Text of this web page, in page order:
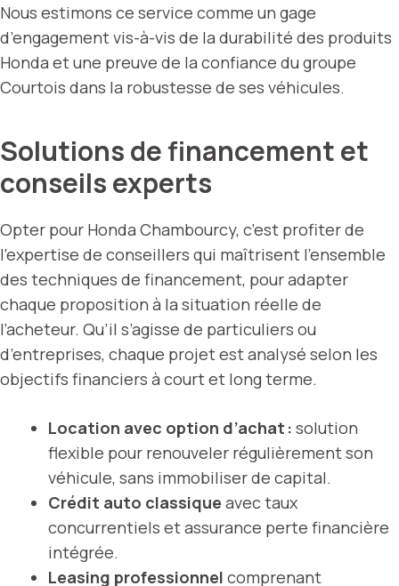
Nous estimons ce service comme un gage
d’engagement vis-à-vis de la durabilité des produits
Honda et une preuve de la confiance du groupe
Courtois dans la robustesse de ses véhicules.
Solutions de financement et
conseils experts
Opter pour Honda Chambourcy, c’est profiter de
l’expertise de conseillers qui maîtrisent l’ensemble
des techniques de financement, pour adapter
chaque proposition à la situation réelle de
l’acheteur. Qu’il s’agisse de particuliers ou
d’entreprises, chaque projet est analysé selon les
objectifs financiers à court et long terme.
Location avec option d’achat : solution
flexible pour renouveler régulièrement son
véhicule, sans immobiliser de capital.
Crédit auto classique avec taux
concurrentiels et assurance perte financière
intégrée.
Leasing professionnel comprenant